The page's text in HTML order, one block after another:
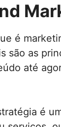
é
são as
até
é